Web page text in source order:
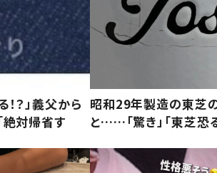
？」義父から
対帰省す
昭和29年製造の東芝
と……「驚き」「東芝恐